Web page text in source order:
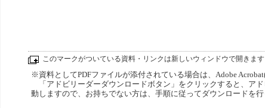
このマークがついている資料・リンクは新しいウィンドウで開きます
※資料としてPDFファイルが添付されている場合は、Adobe
「アドビリーダーダウンロードボタン」をクリックすると、ア
動しますので、お持ちでない方は、手順に従ってダウンロードを行